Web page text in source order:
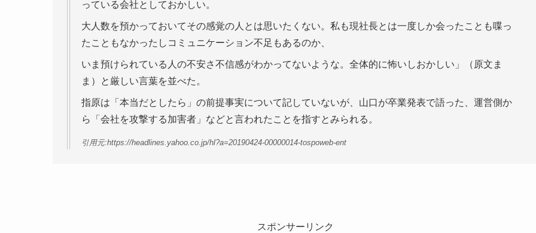
っている会社としておかしい。
大人数を預かっておいてその感覚の人とは思いたくない。私も現社長とは一度しか会ったことも喋っ
たこともなかったしコミュニケーション不足もあるのか、
いま預けられている人の不安さ不信感がわかってないような。全体的に怖いしおかしい」（原文ま
ま）と厳しい言葉を並べた。
指原は「本当だとしたら」の前提事実について記していないが、山口が卒業発表で語った、運営側か
ら「会社を攻撃する加害者」などと言われたことを指すとみられる。
引用元:https://headlines.yahoo.co.jp/hl?a=20190424-00000014-tospoweb-ent
スポンサーリンク